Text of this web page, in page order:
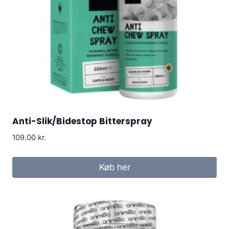
Anti-Slik/Bidestop Bitterspray
109.00 kr.
Køb her